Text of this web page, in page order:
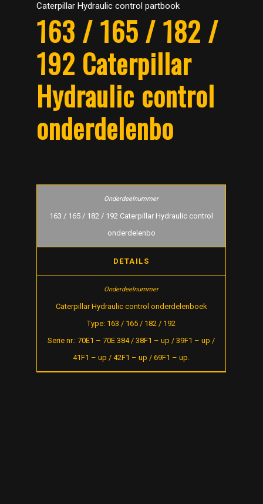
Caterpillar Hydraulic control partbook
163 / 165 / 182 /
192 Caterpillar
Hydraulic control
onderdelenbo
163 / 165 / 182 / 192 Caterpillar Hydraulic control
onderdelenbo
DETAILS
Caterpillar Hydraulic control onderdelenboek
Type: 163 / 165 / 182 / 192
Serie nr.: 70E1 – 70E 384 / 38F1 – up / 39F1 – up /
41F1 – up / 42F1 – up / 69F1 – up.